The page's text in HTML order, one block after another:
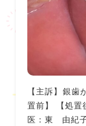
【主訴】銀
置前】 【処
医：東 由紀